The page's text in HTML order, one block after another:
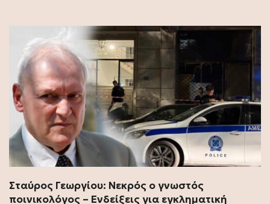
Σταύρος Γεωργίου: Νεκρός ο γνωστός
ποινικολόγος – Ενδείξεις για εγκληματική